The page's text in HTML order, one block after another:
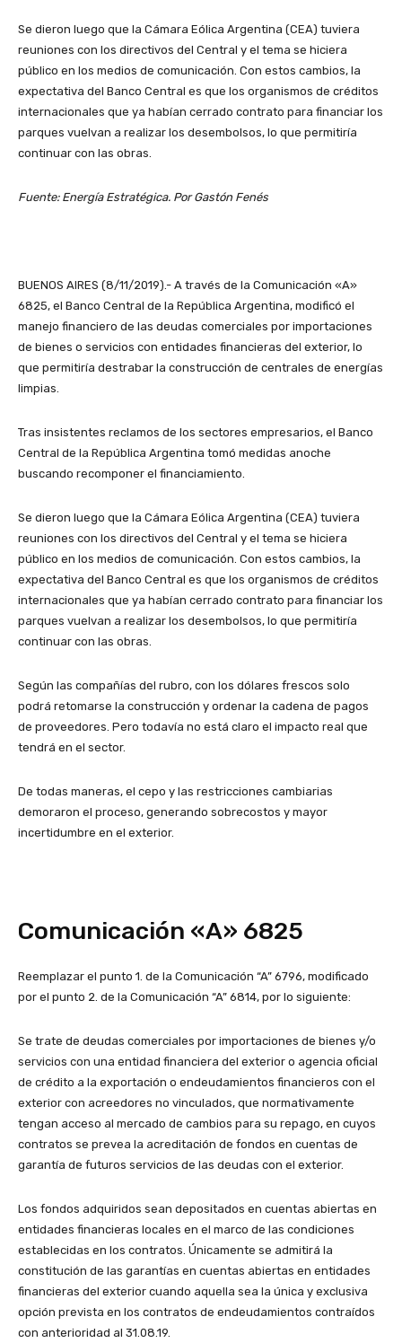
Se dieron luego que la Cámara Eólica Argentina (CEA) tuviera
reuniones con los directivos del Central y el tema se hiciera
público en los medios de comunicación. Con estos cambios, la
expectativa del Banco Central es que los organismos de créditos
internacionales que ya habían cerrado contrato para financiar los
parques vuelvan a realizar los desembolsos, lo que permitiría
continuar con las obras.
Fuente: Energía Estratégica. Por Gastón Fenés
BUENOS AIRES (8/11/2019).- A través de la Comunicación «A»
6825, el Banco Central de la República Argentina, modificó el
manejo financiero de las deudas comerciales por importaciones
de bienes o servicios con entidades financieras del exterior, lo
que permitiría destrabar la construcción de centrales de energías
limpias.
Tras insistentes reclamos de los sectores empresarios, el Banco
Central de la República Argentina tomó medidas anoche
buscando recomponer el financiamiento.
Se dieron luego que la Cámara Eólica Argentina (CEA) tuviera
reuniones con los directivos del Central y el tema se hiciera
público en los medios de comunicación. Con estos cambios, la
expectativa del Banco Central es que los organismos de créditos
internacionales que ya habían cerrado contrato para financiar los
parques vuelvan a realizar los desembolsos, lo que permitiría
continuar con las obras.
Según las compañías del rubro, con los dólares frescos solo
podrá retomarse la construcción y ordenar la cadena de pagos
de proveedores. Pero todavía no está claro el impacto real que
tendrá en el sector.
De todas maneras, el cepo y las restricciones cambiarias
demoraron el proceso, generando sobrecostos y mayor
incertidumbre en el exterior.
Comunicación «A» 6825
Reemplazar el punto 1. de la Comunicación “A” 6796, modificado
por el punto 2. de la Comunicación “A” 6814, por lo siguiente:
Se trate de deudas comerciales por importaciones de bienes y/o
servicios con una entidad financiera del exterior o agencia oficial
de crédito a la exportación o endeudamientos financieros con el
exterior con acreedores no vinculados, que normativamente
tengan acceso al mercado de cambios para su repago, en cuyos
contratos se prevea la acreditación de fondos en cuentas de
garantía de futuros servicios de las deudas con el exterior.
Los fondos adquiridos sean depositados en cuentas abiertas en
entidades financieras locales en el marco de las condiciones
establecidas en los contratos. Únicamente se admitirá la
constitución de las garantías en cuentas abiertas en entidades
financieras del exterior cuando aquella sea la única y exclusiva
opción prevista en los contratos de endeudamientos contraídos
con anterioridad al 31.08.19.